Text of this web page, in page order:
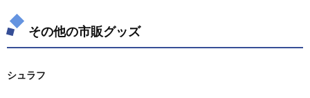
その他の市販グッズ
シュラフ